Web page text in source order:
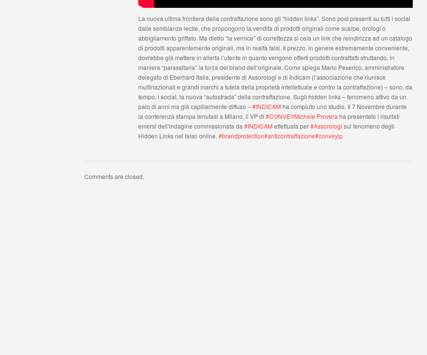
La nuova ultima frontiera della contraffazione sono gli “hidden links”. Sono post presenti su tutti i social
dalle sembianze lecite, che propongono la vendita di prodotti originali come scarpe, orologi o
abbigliamento griffato. Ma dietro “la vernice” di correttezza si cela un link che reindirizza ad un catalogo
di prodotti apparentemente originali, ma in realtà falsi. Il prezzo, in genere estremamente conveniente,
dovrebbe già mettere in allerta l’utente in quanto vengono offerti prodotti contraffatti sfruttando, in
maniera “parassitaria” la forza del brand dell’originale. Come spiega Mario Peserico, amministratore
delegato di Eberhard Italia, presidente di Assorologi e di Indicam (l’associazione che riunisce
multinazionali e grandi marchi a tutela della proprietà intellettuale e contro la contraffazione) – sono, da
tempo, i social, la nuova “autostrada” della contraffazione. Sugli hidden links – fenomeno attivo da un
paio di anni ma già capillarmente diffuso –#INDICAM ha compiuto uno studio. Il 7 Novembre durante
la conferenza stampa tenutasi a Milano, il VP di #CONVEYMichele Provera ha presentato i risultati
emersi dell’indagine commissionata da #INDICAM effettuata per#Assorologi sul fenomeno degli
Hidden Links nel falso online. #brandprotection#anticontraffazione#conveyip
Comments are closed.